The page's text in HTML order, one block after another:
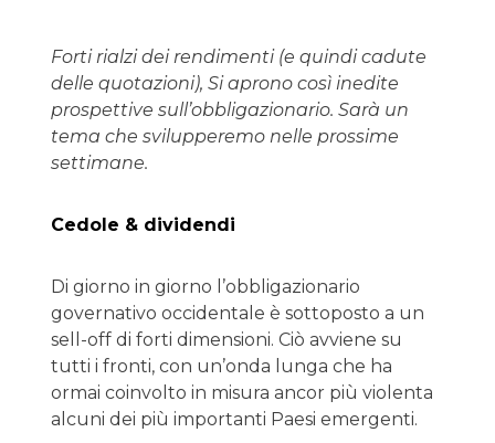
Forti rialzi dei rendimenti (e quindi cadute
delle quotazioni), Si aprono così inedite
prospettive sull’obbligazionario. Sarà un
tema che svilupperemo nelle prossime
settimane.
Cedole & dividendi
Di giorno in giorno l’obbligazionario
governativo occidentale è sottoposto a un
sell-off di forti dimensioni. Ciò avviene su
tutti i fronti, con un’onda lunga che ha
ormai coinvolto in misura ancor più violenta
alcuni dei più importanti Paesi emergenti.